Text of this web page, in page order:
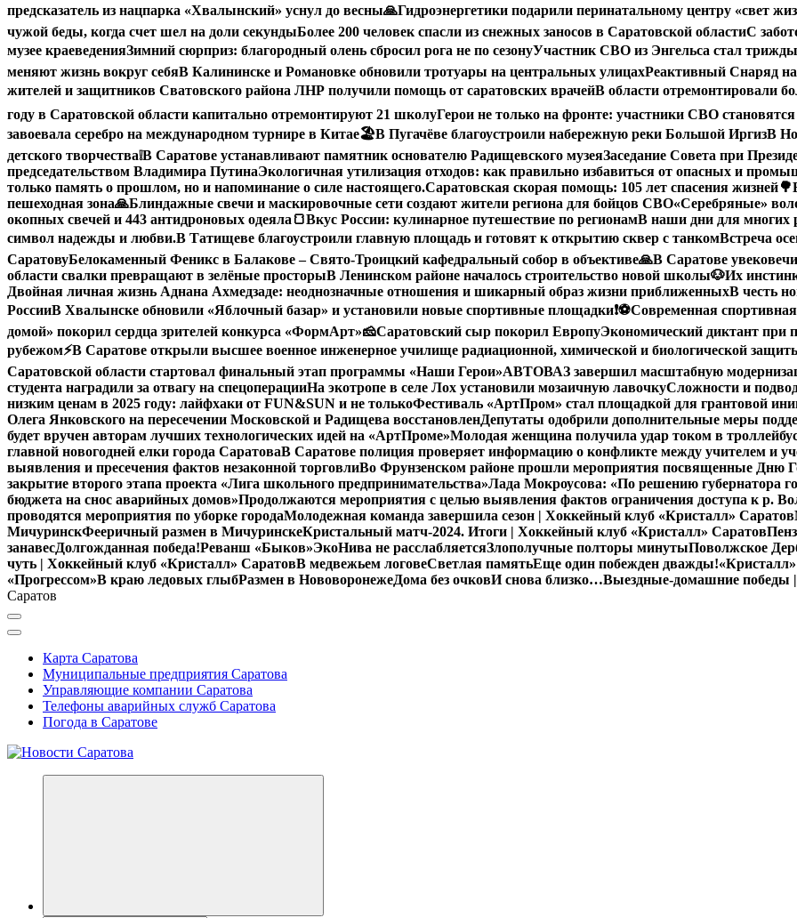
предсказатель из нацпарка «Хвалынский» уснул до весны🙏Гидроэнергетики подарили перинатальному центру «свет
чужой беды, когда счет шел на доли секундыБолее 200 человек спасли из снежных заносов в Саратовской областиС
музее краеведенияЗимний сюрприз: благородный олень сбросил рога не по сезонуУчастник СВО из Энгельса стал
меняют жизнь вокруг себяВ Калининске и Романовке обновили тротуары на центральных улицахРеактивный Снаряд
жителей и защитников Сватовского района ЛНР получили помощь от саратовских врачейВ области отремонтировали
году в Саратовской области капитально отремонтируют 21 школуГерои не только на фронте: участники СВО
завоевала серебро на международном турнире в Китае🏖В Пугачёве благоустроили набережную реки Большой ИргизВ
детского творчества❕В Саратове устанавливают памятник основателю Радищевского музеяЗаседание Совета при
председательством Владимира ПутинаЭкологичная утилизация отходов: как правильно избавиться от опасных и
только память о прошлом, но и напоминание о силе настоящего.Саратовская скорая помощь: 105 лет спасения жизней
пешеходная зона🙏Блиндажные свечи и маскировочные сети создают жители региона для бойцов СВО«Серебряные»
окопных свечей и 443 антидроновых одеяла 🍞Вкус России: кулинарное путешествие по регионамВ наши дни для многих
символ надежды и любви.В Татищеве благоустроили главную площадь и готовят к открытию сквер с танкомВстреча
СаратовуБелокаменный Феникс в Балакове – Свято-Троицкий кафедральный собор в объективе🙏В Саратове
области свалки превращают в зелёные просторыВ Ленинском районе началось строительство новой школы🐶Их
Двойная личная жизнь Аднана Ахмедзаде: неоднозначные отношения и шикарный образ жизни приближенныхВ честь
РоссииВ Хвалынске обновили «Яблочный базар» и установили новые спортивные площадки❗️⚽️Современная
домой» покорил сердца зрителей конкурса «ФормАрт»🧀Саратовский сыр покорил ЕвропуЭкономический диктант при
рубежом⚡️В Саратове открыли высшее военное инженерное училище радиационной, химической и биологической
Саратовской области стартовал финальный этап программы «Наши Герои»АВТОВАЗ завершил масштабную
студента наградили за отвагу на спецоперацииНа экотропе в селе Лох установили мозаичную лавочкуСложности и
низким ценам в 2025 году: лайфхаки от FUN&SUN и не толькоФестиваль «АртПром» стал площадкой для грантовой
Олега Янковского на пересечении Московской и Радищева восстановленДепутаты одобрили дополнительные меры
будет вручен авторам лучших технологических идей на «АртПроме»Молодая женщина получила удар током в
главной новогодней елки города СаратоваВ Саратове полиция проверяет информацию о конфликте между учителем и
выявления и пресечения фактов незаконной торговлиВо Фрунзенском районе прошли мероприятия посвященные Дню
закрытие второго этапа проекта «Лига школьного предпринимательства»Лада Мокроусова: «По решению губернатора
бюджета на снос аварийных домов»Продолжаются мероприятия с целью выявления фактов ограничения доступа к р.
проводятся мероприятия по уборке городаМолодежная команда завершила сезон | Хоккейный клуб «Кристалл» Саратов
МичуринскФееричный размен в МичуринскеКристальный матч-2024. Итоги | Хоккейный клуб «Кристалл» Саратов
занавесДолгожданная победа!Реванш «Быков»ЭкоНива не расслабляетсяЗлополучные полторы минутыПоволжское
чуть | Хоккейный клуб «Кристалл» СаратовВ медвежьем логовеСветлая памятьЕще один побежден дважды!
«Прогрессом»В краю ледовых глыбРазмен в НововоронежеДома без очковИ снова близко…Выездные-домашние победы
Саратов
Карта Саратова
Муниципальные предприятия Саратова
Управляющие компании Саратова
Телефоны аварийных служб Саратова
Погода в Саратове